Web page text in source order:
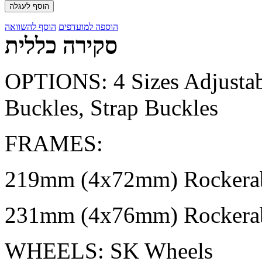
הוסף לעגלה
הוספה למועדפים הוסף להשוואה
סקירה כללית
OPTIONS: 4 Sizes
Buckles, Strap Buckles
FRAMES:
219mm (4x72mm)
231mm (4x76mm)
WHEELS: SK Wheels